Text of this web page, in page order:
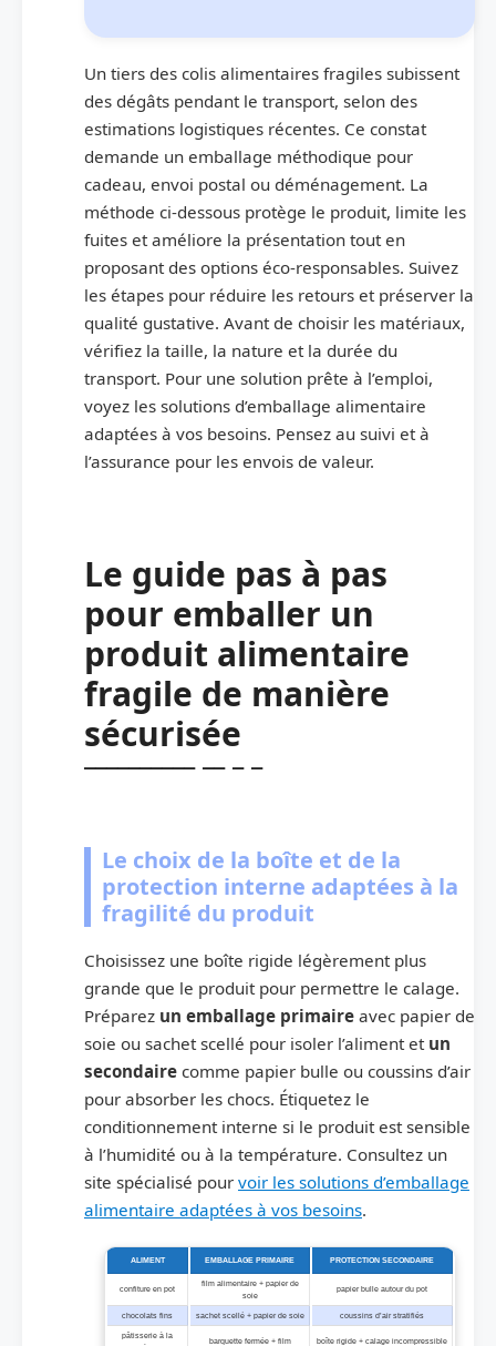
Un tiers des colis alimentaires fragiles subissent
des dégâts pendant le transport, selon des
estimations logistiques récentes. Ce constat
demande un emballage méthodique pour
cadeau, envoi postal ou déménagement. La
méthode ci‑dessous protège le produit, limite les
fuites et améliore la présentation tout en
proposant des options éco‑responsables. Suivez
les étapes pour réduire les retours et préserver la
qualité gustative. Avant de choisir les matériaux,
vérifiez la taille, la nature et la durée du
transport. Pour une solution prête à l’emploi,
voyez les solutions d’emballage alimentaire
adaptées à vos besoins. Pensez au suivi et à
l’assurance pour les envois de valeur.
Le guide pas à pas
pour emballer un
produit alimentaire
fragile de manière
sécurisée
Le choix de la boîte et de la
protection interne adaptées à la
fragilité du produit
Choisissez une boîte rigide légèrement plus
grande que le produit pour permettre le calage.
Préparez un emballage primaire avec papier de
soie ou sachet scellé pour isoler l’aliment et un
secondaire comme papier bulle ou coussins d’air
pour absorber les chocs. Étiquetez le
conditionnement interne si le produit est sensible
à l’humidité ou à la température. Consultez un
site spécialisé pour voir les solutions d’emballage
alimentaire adaptées à vos besoins.
ALIMENT EMBALLAGE PRIMAIRE PROTECTION SECONDAIRE
confiture en pot
film alimentaire + papier de
soie
papier bulle autour du pot
chocolats fins sachet scellé + papier de soie coussins d’air stratifiés
pâtisserie à la
barquette fermée + film boîte rigide + calage incompressible